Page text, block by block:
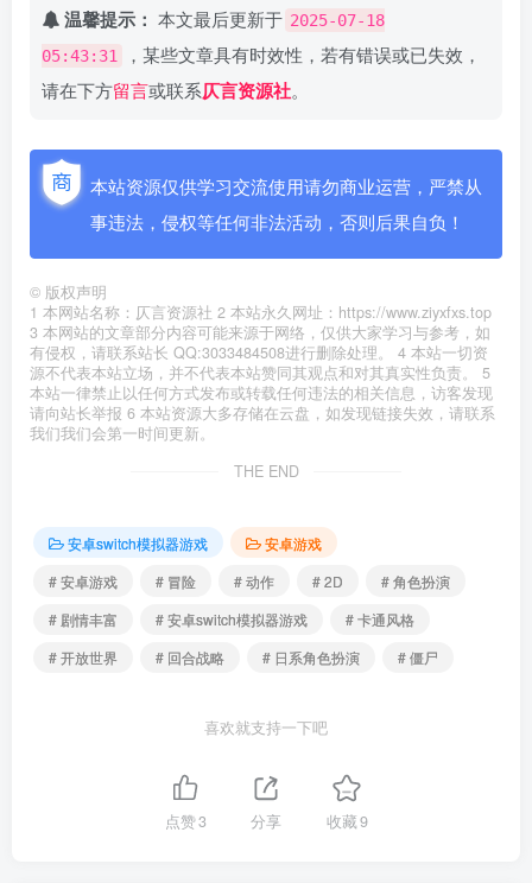
温馨提示： 本文最后更新于 2025-07-18
05:43:31
，某些文章具有时效性，若有错误或已失效，
请在下方留言或联系仄言资源社。
本站资源仅供学习交流使用请勿商业运营，严禁从
事违法，侵权等任何非法活动，否则后果自负！
© 版权声明
1 本网站名称：仄言资源社 2 本站永久网址：https://www.ziyxfxs.top
3 本网站的文章部分内容可能来源于网络，仅供大家学习与参考，如
有侵权，请联系站长 QQ:3033484508进行删除处理。 4 本站一切资
源不代表本站立场，并不代表本站赞同其观点和对其真实性负责。 5
本站一律禁止以任何方式发布或转载任何违法的相关信息，访客发现
请向站长举报 6 本站资源大多存储在云盘，如发现链接失效，请联系
我们我们会第一时间更新。
THE END
安卓switch模拟器游戏
安卓游戏
# 安卓游戏
# 冒险 # 动作 # 2D
# 角色扮演
# 剧情丰富
# 安卓switch模拟器游戏
# 卡通风格
# 开放世界
# 回合战略 # 日系角色扮演 # 僵尸
喜欢就支持一下吧
点赞3 分享 收藏9